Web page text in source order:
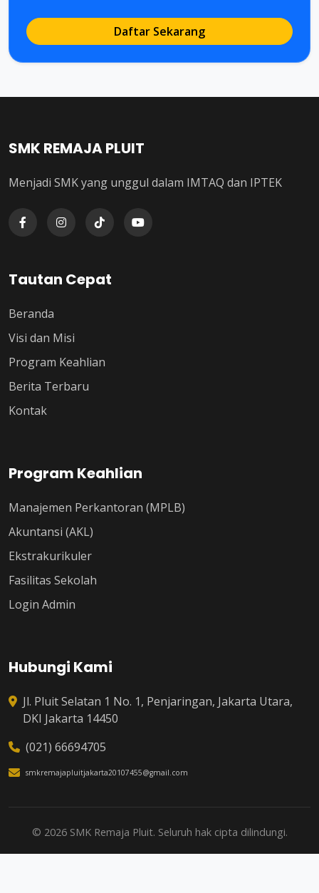
Daftar Sekarang
SMK REMAJA PLUIT
Menjadi SMK yang unggul dalam IMTAQ dan IPTEK
Tautan Cepat
Beranda
Visi dan Misi
Program Keahlian
Berita Terbaru
Kontak
Program Keahlian
Manajemen Perkantoran (MPLB)
Akuntansi (AKL)
Ekstrakurikuler
Fasilitas Sekolah
Login Admin
Hubungi Kami
Jl. Pluit Selatan 1 No. 1, Penjaringan, Jakarta Utara,
DKI Jakarta 14450
(021) 66694705
smkremajapluitjakarta20107455@gmail.com
© 2026 SMK Remaja Pluit. Seluruh hak cipta dilindungi.